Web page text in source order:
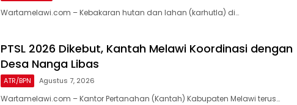
Wartamelawi.com – Kebakaran hutan dan lahan (karhutla) di…
PTSL 2026 Dikebut, Kantah Melawi Koordinasi dengan
Desa Nanga Libas
ATR/BPN Agustus 7, 2026
Wartamelawi.com – Kantor Pertanahan (Kantah) Kabupaten Melawi terus…